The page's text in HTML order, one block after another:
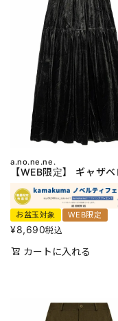
a.no.ne.ne.
【WEB限定】 ギャザ
お盆玉対象 WEB限定
¥8,690税込
カートに入れる